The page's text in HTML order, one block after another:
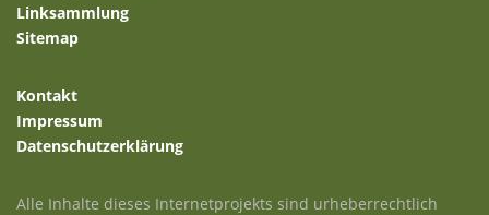
Linksammlung
Sitemap
Kontakt
Impressum
Datenschutzerklärung
Alle Inhalte dieses Internetprojekts sind urheberrechtlich